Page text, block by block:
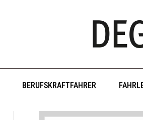
BERUFSKRAFTFAHRER